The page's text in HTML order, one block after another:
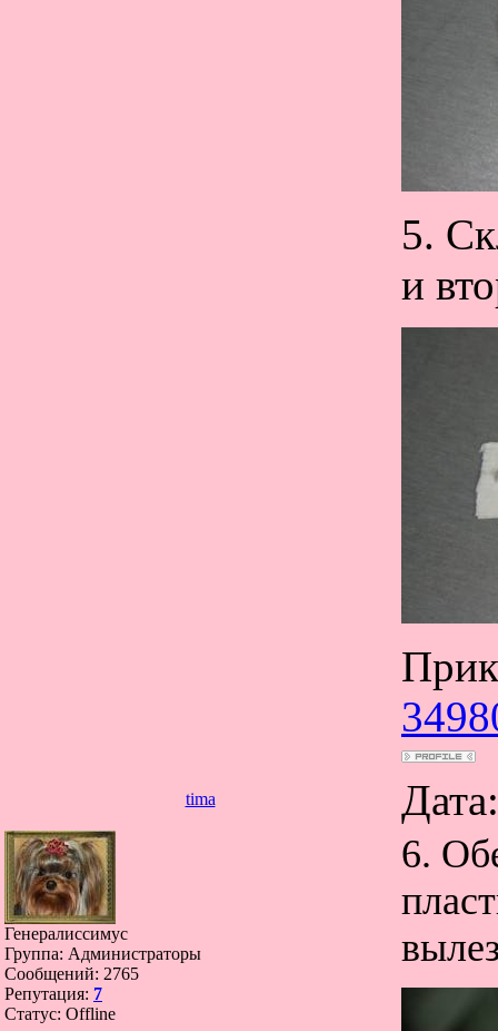
5.
и
tima
Генералиссимус
Группа: Администраторы
Сообщений: 2765
Репутация: 7
Статус: Offline
6.